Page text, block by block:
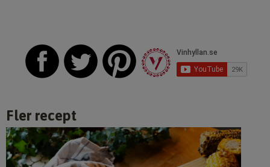
Fler recept